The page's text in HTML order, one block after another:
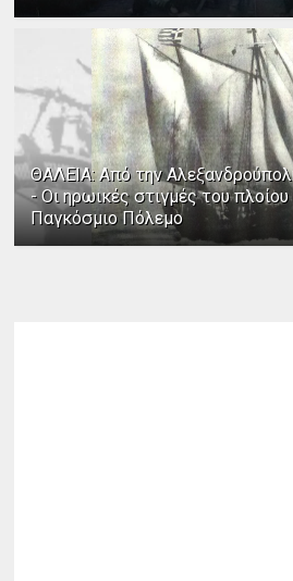
ΘΑΛΕΙΑ: Από την
- Οι ηρωικές στιγμές του
Παγκόσμιο Πόλεμο